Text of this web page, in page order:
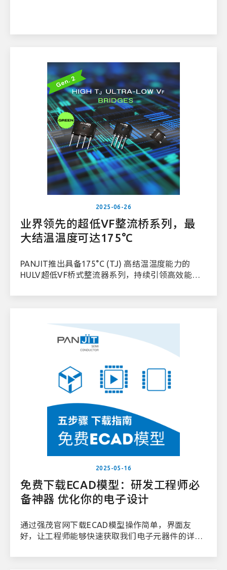
2025-06-26
业界领先的超低VF整流桥系列，最
大结温温度可达175°C
PANJIT推出具备175°C (TJ) 高结温温度能力的
HULV超低VF桥式整流器系列，持续引领高效能功
业界最佳的热稳定性与导通效率，广泛应用于AI服
2025-05-16
免费下载ECAD模型：研发工程师必
备神器 优化你的电子设计
通过强茂官网下载ECAD模型操作简单，界面友
好，让工程师能够快速获取我们电子元器件的详细
模型文件的下载流程。